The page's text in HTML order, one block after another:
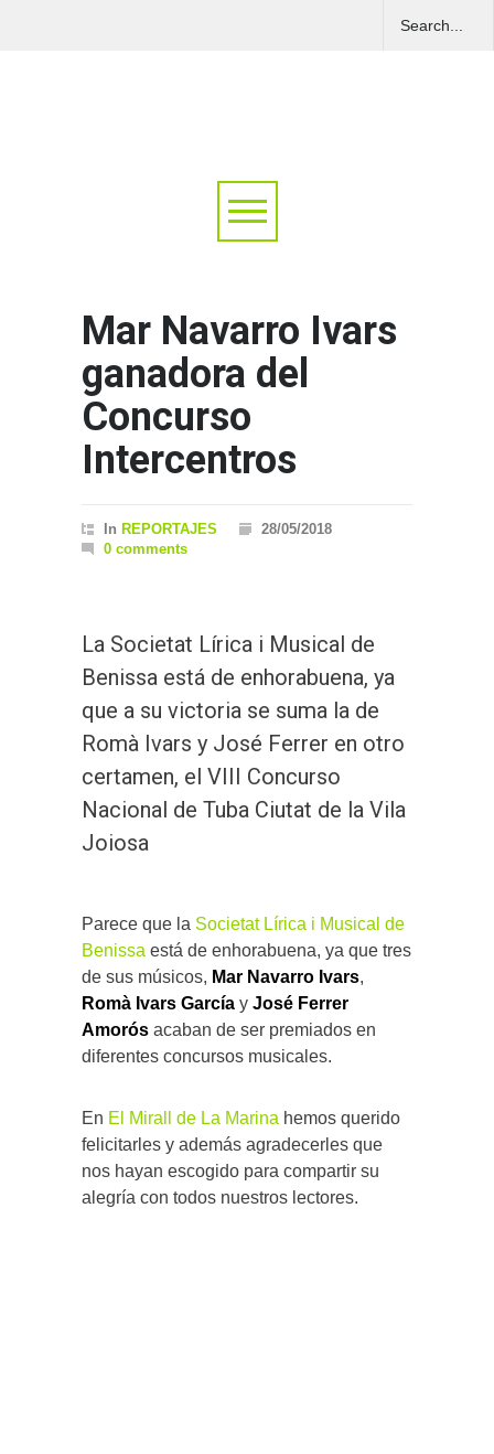
Mar Navarro Ivars
ganadora del
Concurso
Intercentros
In REPORTAJES
28/05/2018
0 comments
La Societat Lírica i Musical de
Benissa está de enhorabuena, ya
que a su victoria se suma la de
Romà Ivars y José Ferrer en otro
certamen, el VIII Concurso
Nacional de Tuba Ciutat de la Vila
Joiosa
Parece que la Societat Lírica i Musical de
Benissa está de enhorabuena, ya que tres
de sus músicos, Mar Navarro Ivars,
Romà Ivars García y José Ferrer
Amorós acaban de ser premiados en
diferentes concursos musicales.
En El Mirall de La Marina hemos querido
felicitarles y además agradecerles que
nos hayan escogido para compartir su
alegría con todos nuestros lectores.